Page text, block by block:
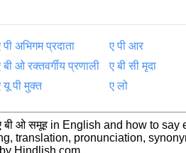
पी अभिगम प्रदाता
ए पी आर
बी ओ रक्तवर्गीय प्रणाली
ए बी सी मृदा
यू पी मुक्त ए लो
बी ओ समूह in English and how to say
translation, pronunciation,
Hindlish.com.